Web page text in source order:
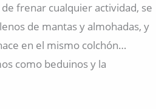
frenar cualquier actividad, se
de mantas y almohadas, y
en el mismo colchón…
como beduinos y la